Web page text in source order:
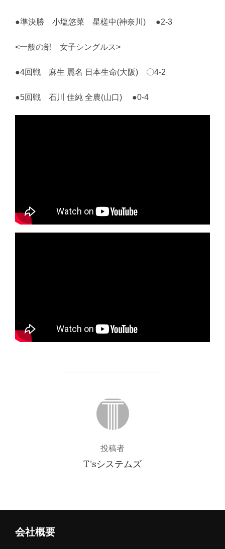
●準決勝 小塩悠菜 星槎中(神奈川) ●2-3
<一般の部 女子シングルス>
●4回戦 麻生 麗名 日本生命(大阪) 〇4-2
●5回戦 石川 佳純 全農(山口) ●0-4
投稿者
投稿者
T'sシステムズ
会社概要